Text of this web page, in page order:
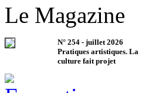
Le Magazine
N° 254 - juillet 2026
Pratiques artistiques. La
culture fait projet